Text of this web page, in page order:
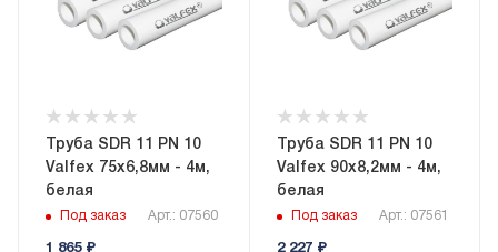
Труба SDR 11 PN 10
Valfex 75х6,8мм - 4м,
белая
Под заказ Арт.: 07560
1 865₽
Труба SDR 11 PN 10
Valfex 90х8,2мм - 4м,
белая
Под заказ Арт.: 07561
2 227₽